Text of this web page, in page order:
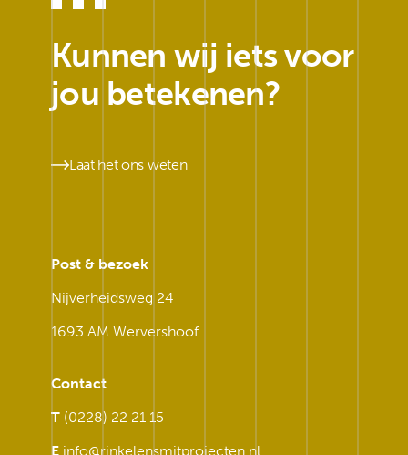
Kunnen wij iets voor
jou betekenen?
Laat het ons weten
Post & bezoek
Nijverheidsweg 24
1693 AM Wervershoof
Contact
T (0228) 22 21 15
E info@rinkelensmitprojecten.nl